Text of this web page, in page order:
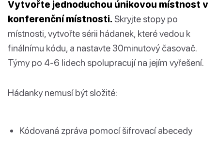
Vytvořte jednoduchou únikovou místnost v
konferenční místnosti. Skryjte stopy po
místnosti, vytvořte sérii hádanek, které vedou k
finálnímu kódu, a nastavte 30minutový časovač.
Týmy po 4-6 lidech spolupracují na jejím vyřešení.
Hádanky nemusí být složité:
Kódovaná zpráva pomocí šifrovací abecedy